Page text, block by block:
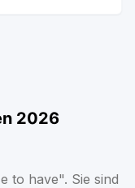
2026
to have". Sie sind